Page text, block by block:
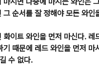
순서를 잘 정해야 모든 와인
이트 와인을 먼저 마신다. 레
때문에 레드 와인을 먼저 마
수 없다.